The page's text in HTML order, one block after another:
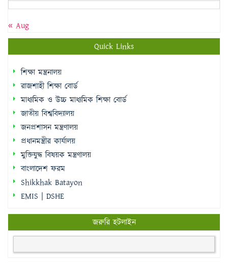
« Aug
Quick Links
শিক্ষা মন্ত্রনালয়
রাজশাহী শিক্ষা বোর্ড
মাধ্যমিক ও উচ্চ মাধ্যমিক শিক্ষা বোর্ড
জাতীয় বিশ্ববিদ্যালয়
জনপ্রশাসন মন্ত্রণালয়
প্রধানমন্ত্রীর কার্যালয়
মুক্তিযুদ্ধ বিষয়ক মন্ত্রণালয়
বাংলাদেশ ফরম
Shikkhak Batayon
EMIS | DSHE
জরুরি হটলাইন